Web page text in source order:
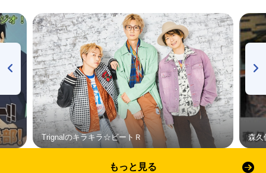
Trignalのキラキラ☆ビートＲ 森久
もっと見る